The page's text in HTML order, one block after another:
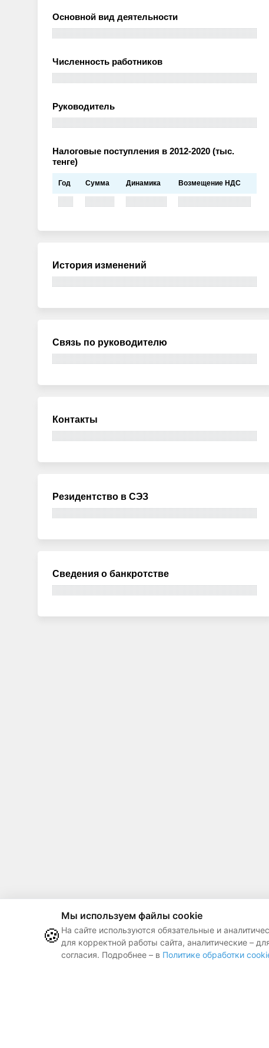
Основной вид деятельности
Численность работников
Руководитель
Налоговые поступления в 2012-2020 (тыс.
тенге)
Год Сумма Динамика Возмещение НДС
История изменений
Связь по руководителю
Контакты
Резидентство в СЭЗ
Сведения о банкротстве
🍪
Мы используем файлы cookie
На сайте используются обязательные и
для корректной работы сайта, аналитические –
согласия. Подробнее – в Политике обработки